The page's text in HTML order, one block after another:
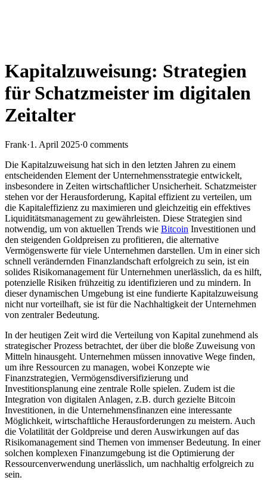
Kapitalzuweisung: Strategien
für Schatzmeister im digitalen
Zeitalter
Frank·1. April 2025·0 comments
Die Kapitalzuweisung hat sich in den letzten Jahren zu einem
entscheidenden Element der Unternehmensstrategie entwickelt,
insbesondere in Zeiten wirtschaftlicher Unsicherheit. Schatzmeister
stehen vor der Herausforderung, Kapital effizient zu verteilen, um
die Kapitaleffizienz zu maximieren und gleichzeitig ein effektives
Liquiditätsmanagement zu gewährleisten. Diese Strategien sind
notwendig, um von aktuellen Trends wie Bitcoin Investitionen und
den steigenden Goldpreisen zu profitieren, die alternative
Vermögenswerte für viele Unternehmen darstellen. Um in einer sich
schnell verändernden Finanzlandschaft erfolgreich zu sein, ist ein
solides Risikomanagement für Unternehmen unerlässlich, da es hilft,
potenzielle Risiken frühzeitig zu identifizieren und zu mindern. In
dieser dynamischen Umgebung ist eine fundierte Kapitalzuweisung
nicht nur vorteilhaft, sie ist für die Nachhaltigkeit der Unternehmen
von zentraler Bedeutung.
In der heutigen Zeit wird die Verteilung von Kapital zunehmend als
strategischer Prozess betrachtet, der über die bloße Zuweisung von
Mitteln hinausgeht. Unternehmen müssen innovative Wege finden,
um ihre Ressourcen zu managen, wobei Konzepte wie
Finanzstrategien, Vermögensdiversifizierung und
Investitionsplanung eine zentrale Rolle spielen. Zudem ist die
Integration von digitalen Anlagen, z.B. durch gezielte Bitcoin
Investitionen, in die Unternehmensfinanzen eine interessante
Möglichkeit, wirtschaftliche Herausforderungen zu meistern. Auch
die Volatilität der Goldpreise und deren Auswirkungen auf das
Risikomanagement sind Themen von immenser Bedeutung. In einer
solchen komplexen Finanzumgebung ist die Optimierung der
Ressourcenverwendung unerlässlich, um nachhaltig erfolgreich zu
sein.